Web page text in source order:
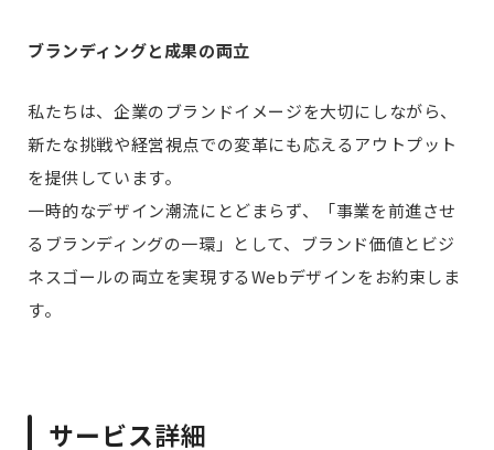
ブランディングと成果の両立
私たちは、企業のブランドイメージを大切にしながら、
新たな挑戦や経営視点での変革にも応えるアウトプット
を提供しています。
一時的なデザイン潮流にとどまらず、「事業を前進させ
るブランディングの一環」として、ブランド価値とビジ
ネスゴールの両立を実現するWebデザインをお約束しま
す。
サービス詳細